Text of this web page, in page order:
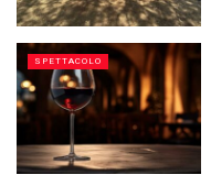
SPETTACOLO